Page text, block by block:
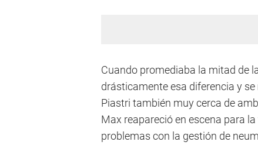
Cuando promediaba la mitad de
drásticamente esa diferencia y
Piastri también muy cerca de
Max reapareció en escena para
problemas con la gestión de